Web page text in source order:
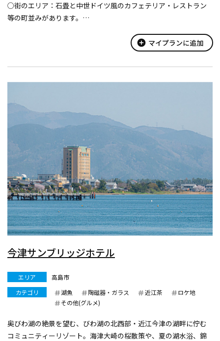
○街のエリア：石畳と中世ドイツ風のカフェテリア・レストラン
等の町並みがあります。
○どうぶつのエリア：羊や馬・カンガルー・モルモットなどの動
物や自然とのふれあいを楽しめます...
add_circle マイプランに追加
今津サンブリッジホテル
エリア
高島市
カテゴリ
湖魚 陶磁器・ガラス 近江茶
ロケ地
その他(グルメ)
奥びわ湖の絶景を望む、びわ湖の北西部・近江今津の湖畔に佇む
コミュニティーリゾート。海津大崎の桜散策や、夏の湖水浴、錦